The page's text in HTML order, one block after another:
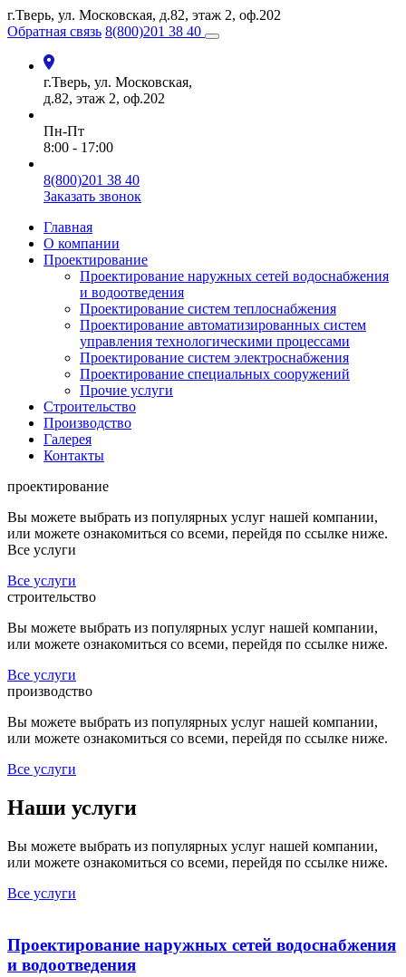
г.Тверь, ул. Московская, д.82, этаж 2, оф.202
Обратная связь 8(800)201 38 40
г.Тверь, ул. Московская,
д.82, этаж 2, оф.202
Пн-Пт
8:00 - 17:00
8(800)201 38 40
Заказать звонок
Главная
О компании
Проектирование
Проектирование наружных сетей водоснабжения
и водоотведения
Проектирование систем теплоснабжения
Проектирование автоматизированных систем
управления технологическими процессами
Проектирование систем электроснабжения
Проектирование специальных сооружений
Прочие услуги
Строительство
Производство
Галерея
Контакты
проектирование
Вы можете выбрать из популярных услуг нашей компании,
или можете ознакомиться со всеми, перейдя по ссылке ниже.
Все услуги
Все услуги
строительство
Вы можете выбрать из популярных услуг нашей компании,
или можете ознакомиться со всеми, перейдя по ссылке ниже.
Все услуги
производство
Вы можете выбрать из популярных услуг нашей компании,
или можете ознакомиться со всеми, перейдя по ссылке ниже.
Все услуги
Наши услуги
Вы можете выбрать из популярных услуг нашей компании,
или можете ознакомиться со всеми, перейдя по ссылке ниже.
Все услуги
Проектирование наружных сетей водоснабжения
и водоотведения